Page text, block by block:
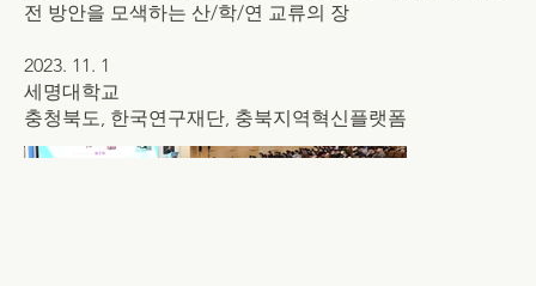
전 방안을 모색하는 산/학/연 교류의 장
2023. 11. 1
세명대학교
충청북도, 한국연구재단, 충북지역혁신플랫폼